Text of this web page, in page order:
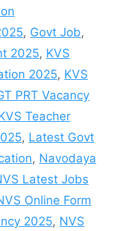
, Govt Job,
2025, KVS
2025, KVS
PRT Vacancy
Teacher
, Latest Govt
, Navodaya
Latest Jobs
Online Form
2025, NVS